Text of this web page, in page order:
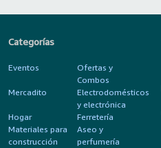
Categorías
Eventos
Ofertas y
Combos
Mercadito
Electrodomésticos
y electrónica
Hogar
Ferretería
Materiales para
construcción
Aseo y
perfumería